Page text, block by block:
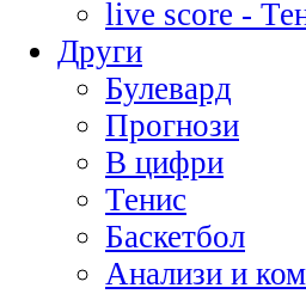
live score -
Други
Булевард
Прогнози
В цифри
Тенис
Баскетбол
Анализи и